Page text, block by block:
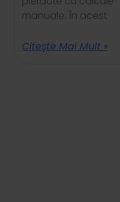
manuale. În acest
Citeşte Mai Mult »